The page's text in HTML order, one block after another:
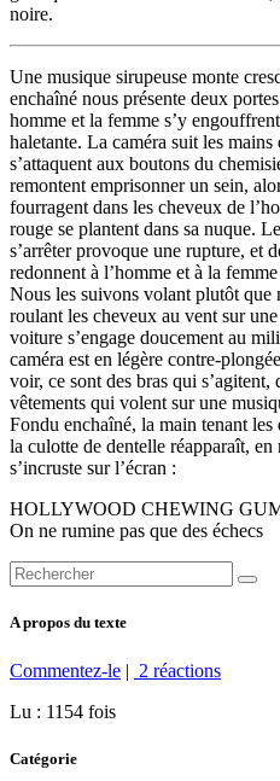
noire.
Une musique sirupeuse monte
enchaîné nous présente deux
homme et la femme s’y
haletante. La caméra suit les
s’attaquent aux boutons du
remontent emprisonner un sein,
fourragent dans les cheveux de
rouge se plantent dans sa nuque.
s’arrêter provoque une rupture, et
redonnent à l’homme et à la
Nous les suivons volant plutôt que
roulant les cheveux au vent sur
voiture s’engage doucement au
caméra est en légère contre-
voir, ce sont des bras qui s’agitent,
vêtements qui volent sur une
Fondu enchaîné, la main tenant
la culotte de dentelle réapparaît, en
s’incruste sur l’écran :
HOLLYWOOD CHEWING
On ne rumine pas que des échecs
A propos du texte
Commentez-le | 2 réactions
Lu : 1154 fois
Catégorie